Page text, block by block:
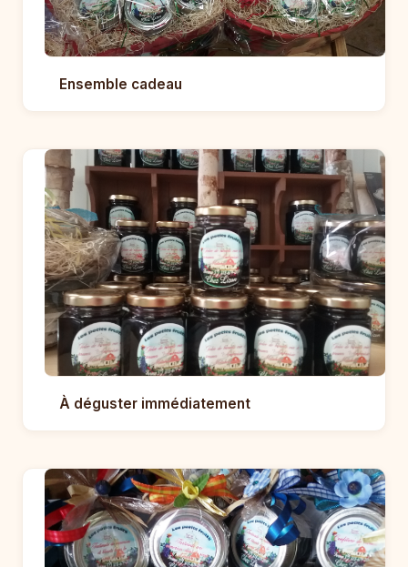
Ensemble cadeau
À déguster immédiatement